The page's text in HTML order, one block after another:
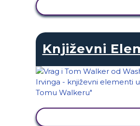
Književni